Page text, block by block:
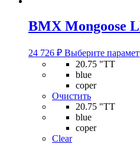
BMX Mongoose
24 726 ₽ Выберите
20.75 "TT
blue
coper
Очистить
20.75 "TT
blue
coper
Clear